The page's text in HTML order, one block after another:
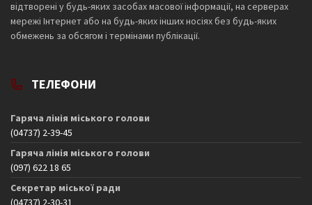
відтворені у будь-яких засобах масової інформації, на серверах
мережі Інтернет або на будь-яких інших носіях без будь-яких
обмежень за обсягом і термінами публікації.
ТЕЛЕФОНИ
Гаряча лінія міського голови
(04737) 2-39-45
Гаряча лінія міського голови
(097) 622 18 65
Секретар міської ради
(04737) 2-30-31